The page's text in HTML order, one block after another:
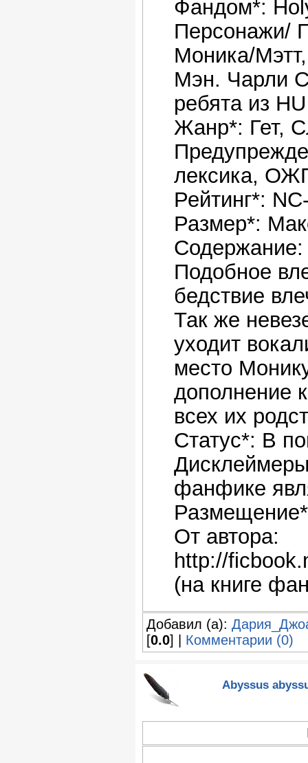
Фандом*:
Персонажи/
Моника/
Мэн. Чарли
ребята из HU
Жанр*: Гет,
лексика,
Рейтинг*:
Размер*:
Содержание:
Подобное
бедствие
Так же
уходит
место
дополнение
всех их
Статус*: В
фанфике
От автора:
http://
(на книге
Добавил (а):
[0.0] | Комментарии (0)
Abyssus